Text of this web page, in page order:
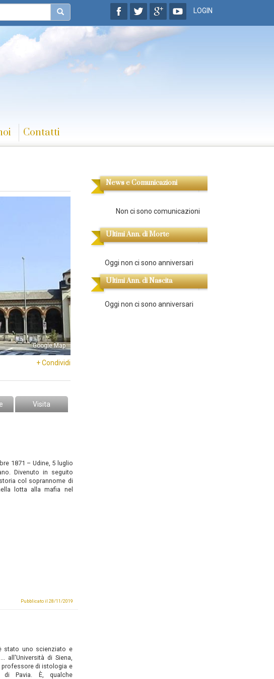
LOGIN
Contatti
Google Map
+ Condividi
Visita
1871 – Udine, 5 luglio
Divenuto in seguito
col soprannome di
lotta alla mafia nel
Pubblicato il 28/11/2019
stato uno scienziato e
all'Università di Siena,
di istologia e
di Pavia. È, qualche
News e Comunicazioni
Non ci sono comunicazioni
Ultimi Ann. di Morte
Oggi non ci sono anniversari
Ultimi Ann. di Nascita
Oggi non ci sono anniversari